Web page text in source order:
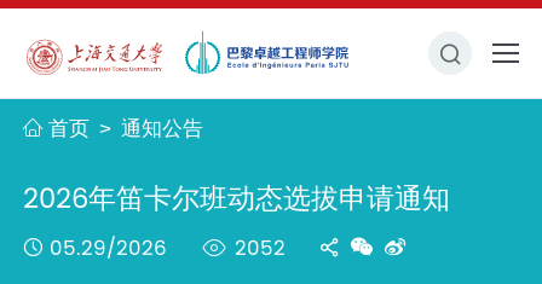
首页 > 通知公告
2026年笛卡尔班动态选拔申请通知
05.29/2026 2052